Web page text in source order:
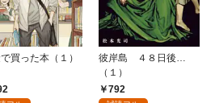
買った本（１）
彼岸島 ４８日後…
（１）
792